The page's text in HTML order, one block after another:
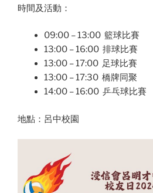
時間及活動：
09:00 – 13:00 籃球比賽
13:00 – 16:00 排球比賽
13:00 – 17:00 足球比賽
13:00 – 17:30 橋牌同聚
14:00 – 16:00 乒乓球比賽
地點：呂中校園